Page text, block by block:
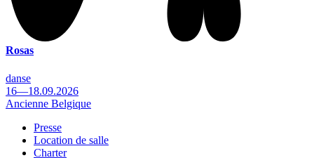
Rosas
danse
16—18.09.2026
Ancienne Belgique
Footer
Presse
Location de salle
Charter